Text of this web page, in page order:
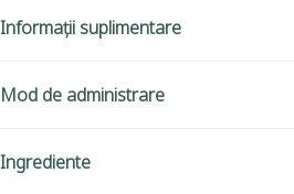
Informații suplimentare
Mod de administrare
Ingrediente